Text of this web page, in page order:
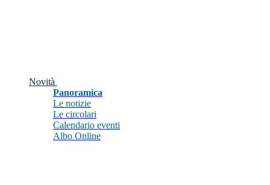
Novità
Panoramica
Le notizie
Le circolari
Calendario eventi
Albo Online